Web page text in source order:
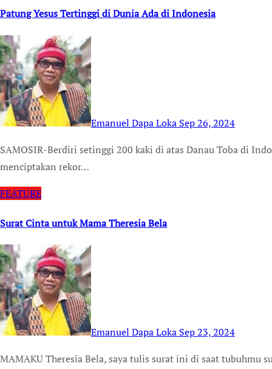
Patung Yesus Tertinggi di Dunia Ada di Indonesia
Emanuel Dapa Loka Sep 26, 2024
SAMOSIR-Berdiri setinggi 200 kaki di atas Danau Toba di Indonesia, patung “Yesus Kristus Sang Juru Selamat”
menciptakan rekor…
FEATURE
Surat Cinta untuk Mama Theresia Bela
Emanuel Dapa Loka Sep 23, 2024
MAMAKU Theresia Bela, saya tulis surat ini di saat tubuhmu sudah renta dan ringkih sebab menurut hitungan